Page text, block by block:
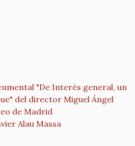
"De Interés general, un
del director Miguel Ángel
de Madrid
Alau Massa